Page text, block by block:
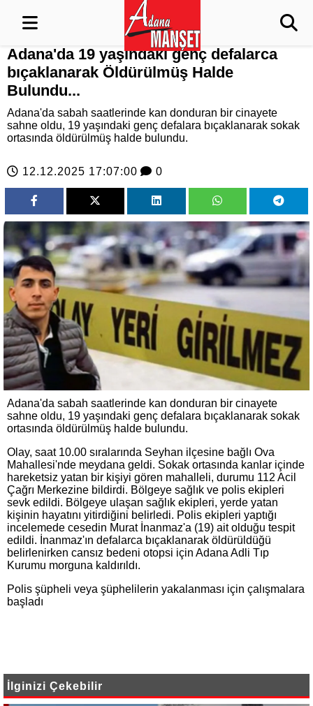
Adana'da 19 yaşındaki genç defalarca
bıçaklanarak Öldürülmüş Halde
Bulundu...
Adana'da sabah saatlerinde kan donduran bir cinayete
sahne oldu, 19 yaşındaki genç defalara bıçaklanarak sokak
ortasında öldürülmüş halde bulundu.
12.12.2025 17:07:00 0
Adana'da sabah saatlerinde kan donduran bir cinayete
sahne oldu, 19 yaşındaki genç defalara bıçaklanarak sokak
ortasında öldürülmüş halde bulundu.
Olay, saat 10.00 sıralarında Seyhan ilçesine bağlı Ova
Mahallesi'nde meydana geldi. Sokak ortasında kanlar içinde
hareketsiz yatan bir kişiyi gören mahalleli, durumu 112 Acil
Çağrı Merkezine bildirdi. Bölgeye sağlık ve polis ekipleri
sevk edildi. Bölgeye ulaşan sağlık ekipleri, yerde yatan
kişinin hayatını yitirdiğini belirledi. Polis ekipleri yaptığı
incelemede cesedin Murat İnanmaz'a (19) ait olduğu tespit
edildi. İnanmaz'ın defalarca bıçaklanarak öldürüldüğü
belirlenirken cansız bedeni otopsi için Adana Adli Tıp
Kurumu morguna kaldırıldı.
Polis şüpheli veya şüphelilerin yakalanması için çalışmalara
başladı
İlginizi Çekebilir